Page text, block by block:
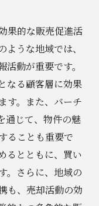
果的な販売促進活
うな地域では、
動が重要です。
なる顧客層に効果
す。また、バーチ
通じて、物件の魅
ることも重要で
るとともに、買い
。さらに、地域の
も、売却活動の効